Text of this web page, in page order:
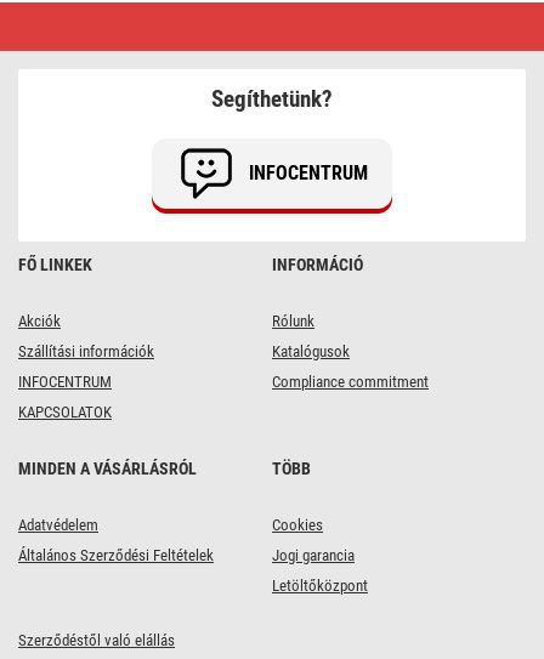
mennyezeti
FŐ LINKEK
Akciók
Szállítási információk
INFOCENTRUM
KAPCSOLATOK
INFORMÁCIÓ
Rólunk
Katalógusok
Compliance commitment
MINDEN A VÁSÁRLÁSRÓL
Adatvédelem
Általános Szerződési Feltételek
TÖBB
Cookies
Jogi garancia
Letöltőközpont
Szerződéstől való elállás
Segíthetünk?
INFOCENTRUM